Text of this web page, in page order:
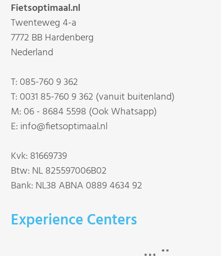
Fietsoptimaal.nl
Twenteweg 4-a
7772 BB Hardenberg
Nederland
T: 085-760 9 362
T: 0031 85-760 9 362 (vanuit buitenland)
M: 06 - 8684 5598 (Ook Whatsapp)
E: info@fietsoptimaal.nl
Kvk: 81669739
Btw: NL 825597006B02
Bank: NL38 ABNA 0889 4634 92
Experience Centers